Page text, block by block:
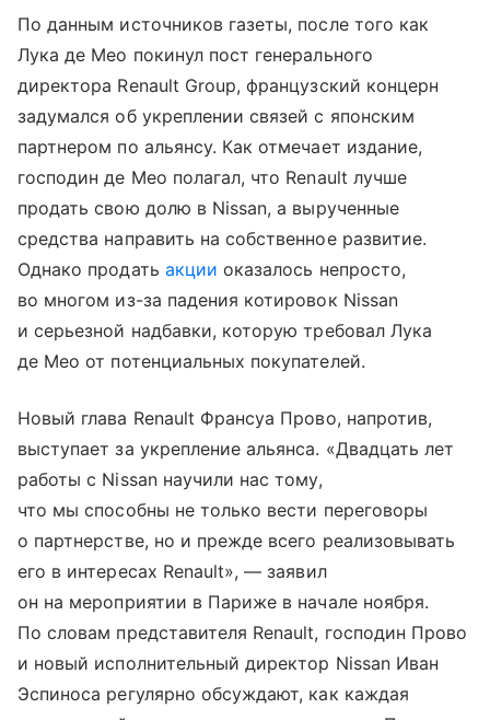
По данным источников газеты, после того как
Лука де Мео покинул пост генерального
директора Renault Group, французский концерн
задумался об укреплении связей с японским
партнером по альянсу. Как отмечает издание,
господин де Мео полагал, что Renault лучше
продать свою долю в Nissan, а вырученные
средства направить на собственное развитие.
Однако продать акции оказалось непросто,
во многом из-за падения котировок Nissan
и серьезной надбавки, которую требовал Лука
де Мео от потенциальных покупателей.
Новый глава Renault Франсуа Прово, напротив,
выступает за укрепление альянса. «Двадцать лет
работы с Nissan научили нас тому,
что мы способны не только вести переговоры
о партнерстве, но и прежде всего реализовывать
его в интересах Renault», — заявил
он на мероприятии в Париже в начале ноября.
По словам представителя Renault, господин Прово
и новый исполнительный директор Nissan Иван
Эспиноса регулярно обсуждают, как каждая